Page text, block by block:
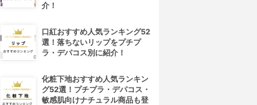
介！
口紅おすすめ人気ランキング52
選！落ちないリップをプチプ
ラ・デパコス別に紹介！
化粧下地おすすめ人気ランキン
グ52選！プチプラ・デパコス・
敏感肌向けナチュラル商品も登